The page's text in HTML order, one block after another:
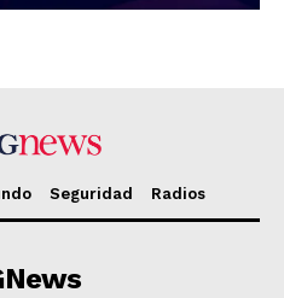
Seguridad Radios